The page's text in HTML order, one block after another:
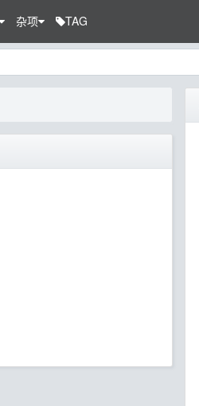
杂项 TAG